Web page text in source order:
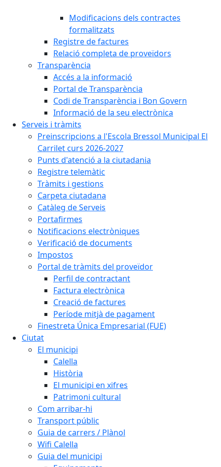
Modificacions dels contractes
formalitzats
Registre de factures
Relació completa de proveïdors
Transparència
Accés a la informació
Portal de Transparència
Codi de Transparència i Bon Govern
Informació de la seu electrònica
Serveis i tràmits
Preinscripcions a l'Escola Bressol Municipal El
Carrilet curs 2026-2027
Punts d'atenció a la ciutadania
Registre telemàtic
Tràmits i gestions
Carpeta ciutadana
Catàleg de Serveis
Portafirmes
Notificacions electròniques
Verificació de documents
Impostos
Portal de tràmits del proveïdor
Perfil de contractant
Factura electrònica
Creació de factures
Període mitjà de pagament
Finestreta Única Empresarial (FUE)
Ciutat
El municipi
Calella
Història
El municipi en xifres
Patrimoni cultural
Com arribar-hi
Transport públic
Guia de carrers / Plànol
Wifi Calella
Guia del municipi